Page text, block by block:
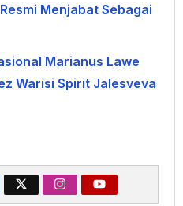
Menjabat Sebagai
Marianus Lawe
Warisi Spirit Jalesveva